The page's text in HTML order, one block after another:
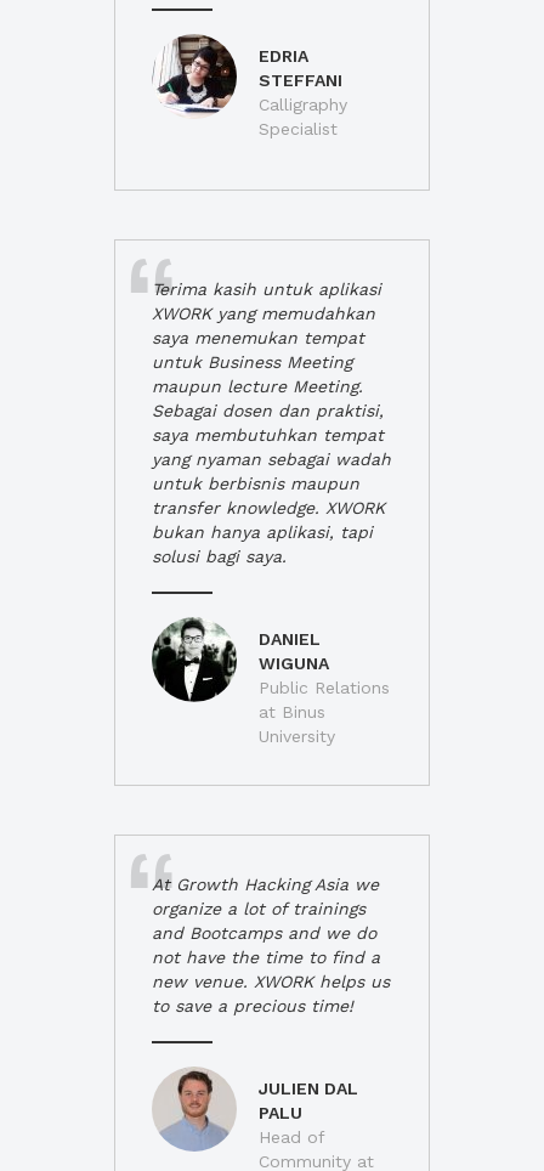
EDRIA
STEFFANI
Calligraphy
Specialist
Terima kasih untuk aplikasi
XWORK yang memudahkan
saya menemukan tempat
untuk Business Meeting
maupun lecture Meeting.
Sebagai dosen dan praktisi,
saya membutuhkan tempat
yang nyaman sebagai wadah
untuk berbisnis maupun
transfer knowledge. XWORK
bukan hanya aplikasi, tapi
solusi bagi saya.
DANIEL
WIGUNA
Public Relations
at Binus
University
At Growth Hacking Asia we
organize a lot of trainings
and Bootcamps and we do
not have the time to find a
new venue. XWORK helps us
to save a precious time!
JULIEN DAL
PALU
Head of
Community at